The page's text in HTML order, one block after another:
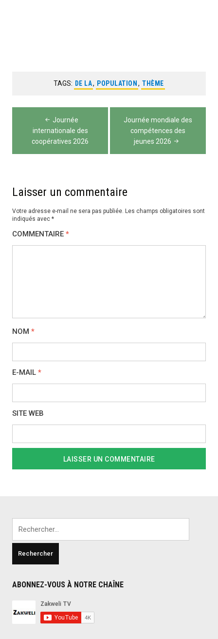
TAGS: DE LA, POPULATION , THÈME
Navigation
l’article
Journée
internationale des
coopératives 2026
Journée mondiale des
compétences des
jeunes 2026
Laisser un commentaire
Votre adresse e-mail ne sera pas publiée. Les champs obligatoires sont
indiqués avec *
COMMENTAIRE *
NOM *
E-MAIL *
SITE WEB
ABONNEZ-VOUS À NOTRE CHAÎNE